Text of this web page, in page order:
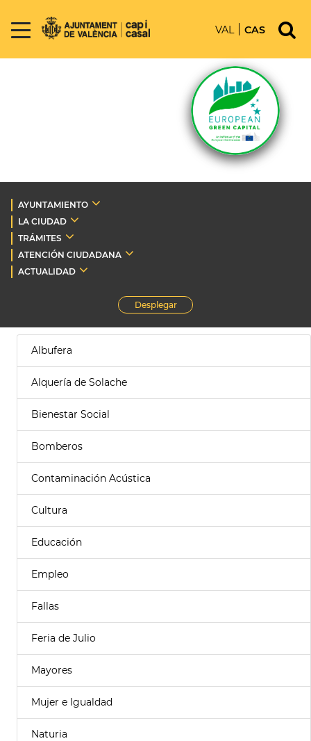
VAL CAS
AYUNTAMIENTO
LA CIUDAD
TRÁMITES
ATENCIÓN CIUDADANA
ACTUALIDAD
Desplegar
Albufera
Alquería de Solache
Bienestar Social
Bomberos
Contaminación Acústica
Cultura
Educación
Empleo
Fallas
Feria de Julio
Mayores
Mujer e Igualdad
Naturia